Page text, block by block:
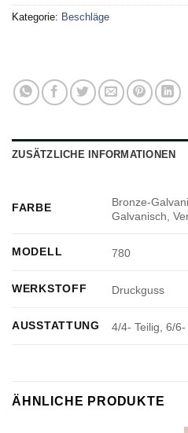
Kategorie: Beschläge
ZUSÄTZLICHE INFORMATIONEN
FARBE
Bronze-
Galvanisch,
MODELL 780
WERKSTOFF Druckguss
AUSSTATTUNG 4/4- Teilig, 6/6-
ÄHNLICHE PRODUKTE